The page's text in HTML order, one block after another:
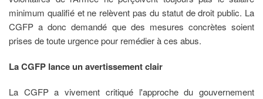
minimum qualifié et ne relèvent pas du statut de droit public. La
CGFP a donc demandé que des mesures concrètes soient
prises de toute urgence pour remédier à ces abus.
La CGFP lance un avertissement clair
La CGFP a vivement critiqué l'approche du gouvernement